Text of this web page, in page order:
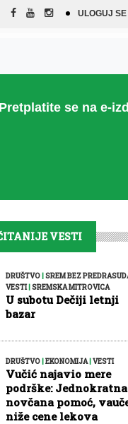
ULOGUJ SE
Pretplatite se na e-
VESTI
DRUŠTVO|SREM BEZ
VESTI|SREMSKA MITROVICA
U subotu Dečiji letnji
bazar
DRUŠTVO|EKONOMIJA|VESTI
Vučić najavio mere
podrške: Jednokratna
novčana pomoć,
niže cene lekova